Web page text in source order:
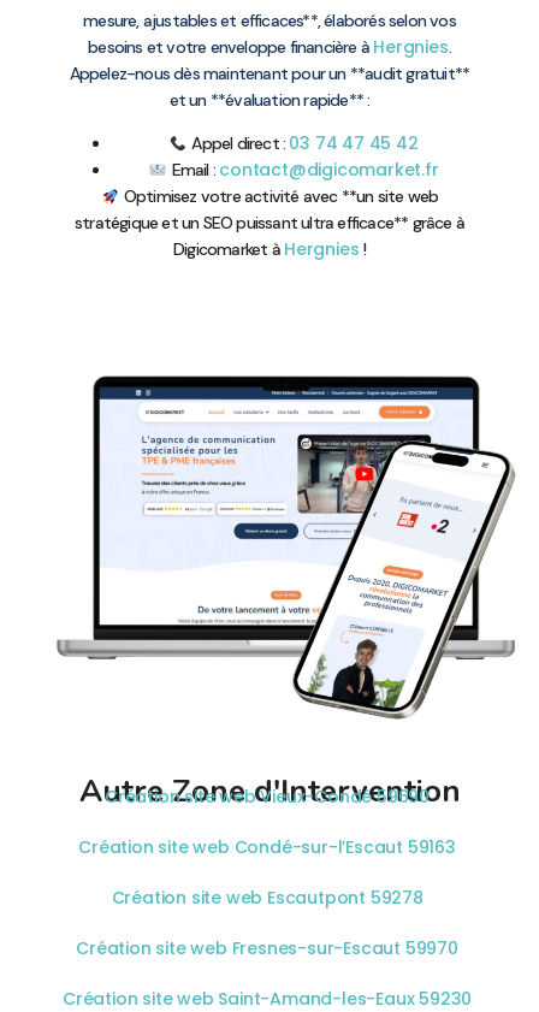
mesure, ajustables et efficaces**, élaborés selon vos
besoins et votre enveloppe financière à Hergnies.
Appelez-nous dès maintenant pour un **audit gratuit**
et un **évaluation rapide** :
Appel direct : 03 74 47 45 42
Email : contact@digicomarket.fr
Optimisez votre activité avec **un site web
stratégique et un SEO puissant ultra efficace** grâce à
Digicomarket à Hergnies !
Autre Zone d'Intervention
Création site web Vieux-Condé 59690
Création site web Condé-sur-l’Escaut 59163
Création site web Escautpont 59278
Création site web Fresnes-sur-Escaut 59970
Création site web Saint-Amand-les-Eaux 59230